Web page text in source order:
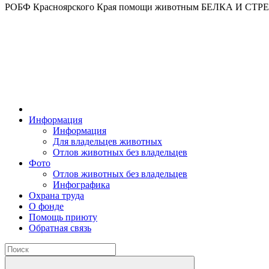
РОБФ Красноярского Края помощи животным БЕЛКА И
Информация
Информация
Для владельцев животных
Отлов животных без владельцев
Фото
Отлов животных без владельцев
Инфографика
Охрана труда
О фонде
Помощь приюту
Обратная связь